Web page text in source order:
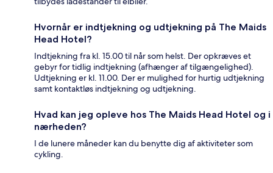
Hvornår er indtjekning og udtjekning på The Maids
Head Hotel?
Indtjekning fra kl. 15.00 til når som helst. Der opkræves et
gebyr for tidlig indtjekning (afhænger af tilgængelighed).
Udtjekning er kl. 11.00. Der er mulighed for hurtig udtjekning
samt kontaktløs indtjekning og udtjekning.
Hvad kan jeg opleve hos The Maids Head Hotel og i
nærheden?
I de lunere måneder kan du benytte dig af aktiviteter som
cykling.